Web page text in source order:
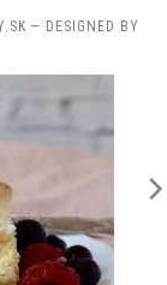
— DESIGNED BY